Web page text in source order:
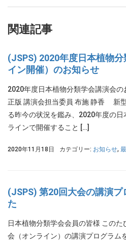
関連記事
(JSPS) 2020年度日本植物
イン開催）のお知らせ
2020年度日本植物分類学会講演会
正版 講演会担当委員 布施 静香 新
る昨今の状況を鑑み、2020年度の
ラインで開催すること […]
2020年11月18日 カテゴリー: お知らせ,
(JSPS) 第20回大会の講演
た
日本植物分類学会会員の皆様 この
会（オンライン）の講演プログラム